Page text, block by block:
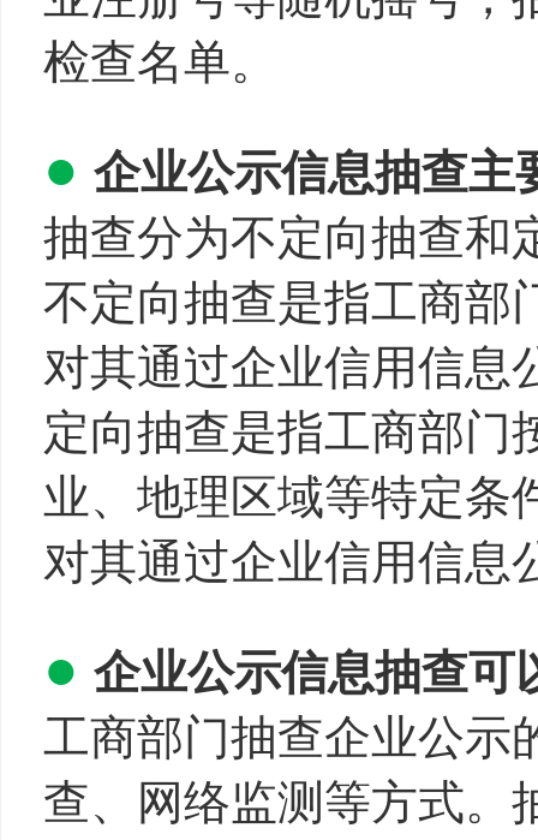
检查名单。
● 企业公示信息抽查
抽查分为不定向抽查和
不定向抽查是指工商部
对其通过企业信用信
定向抽查是指工商部门
业、地理区域等特定条
对其通过企业信用信息
● 企业公示信息抽查可
工商部门抽查企业公示
查、网络监测等方式。